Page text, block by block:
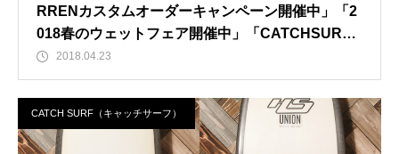
RRENカスタムオーダーキャンペーン開催中」「2
018春のウェットフェア開催中」「CATCHSURF2
018先行予約開始」
2018.04.23
CATCH SURF（キャッチサーフ）